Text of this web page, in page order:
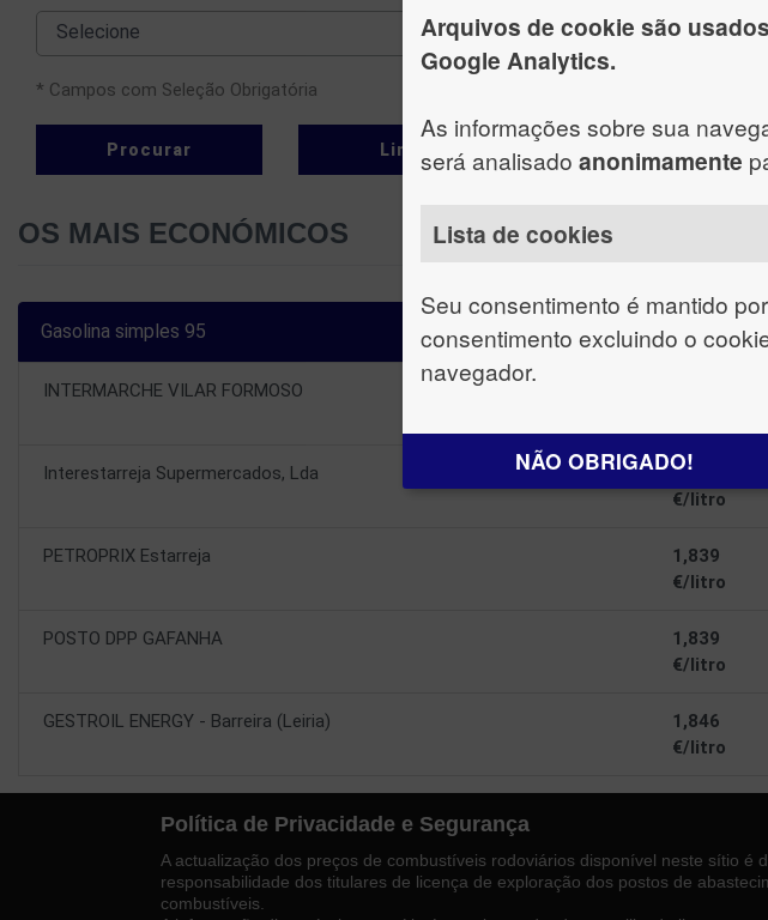
Arquivos de cookie são
Google Analytics.
As informações sobre sua
será analisado anonimamente
Lista de cookies
Seu consentimento é mantido por
consentimento excluindo o
navegador.
NÃO OBRIGADO!
  Selecione
* Campos com Seleção Obrigatória
Procurar Limpar
OS MAIS ECONÓMICOS
INTERMARCHE VILAR FORMOSO
Interestarreja Supermercados, Lda
1,831
€/litro
PETROPRIX Estarreja
1,839
€/litro
POSTO DPP GAFANHA
1,839
€/litro
GESTROIL ENERGY - Barreira (Leiria)
1,846
€/litro
Política de Privacidade e Segurança
A actualização dos preços de combustíveis rodoviários disponível neste sítio é
responsabilidade dos titulares de licença de exploração dos postos de
combustíveis.